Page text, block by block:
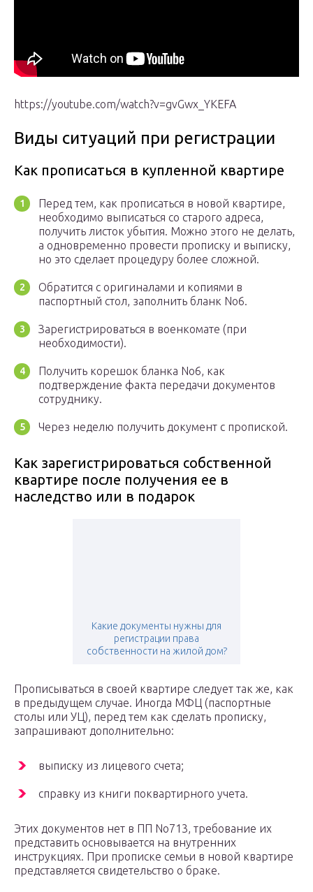
https://youtube.com/watch?v=gvGwx_YKEFA
Виды ситуаций при регистрации
Как прописаться в купленной квартире
Перед тем, как прописаться в новой квартире,
необходимо выписаться со старого адреса,
получить листок убытия. Можно этого не делать,
а одновременно провести прописку и выписку,
но это сделает процедуру более сложной.
Обратится с оригиналами и копиями в
паспортный стол, заполнить бланк No6.
Зарегистрироваться в военкомате (при
необходимости).
Получить корешок бланка No6, как
подтверждение факта передачи документов
сотруднику.
Через неделю получить документ с пропиской.
Как зарегистрироваться собственной
квартире после получения ее в
наследство или в подарок
Какие документы нужны для
регистрации права
собственности на жилой дом?
Прописываться в своей квартире следует так же, как
в предыдущем случае. Иногда МФЦ (паспортные
столы или УЦ), перед тем как сделать прописку,
запрашивают дополнительно:
выписку из лицевого счета;
справку из книги поквартирного учета.
Этих документов нет в ПП No713, требование их
представить основывается на внутренних
инструкциях. При прописке семьи в новой квартире
представляется свидетельство о браке.